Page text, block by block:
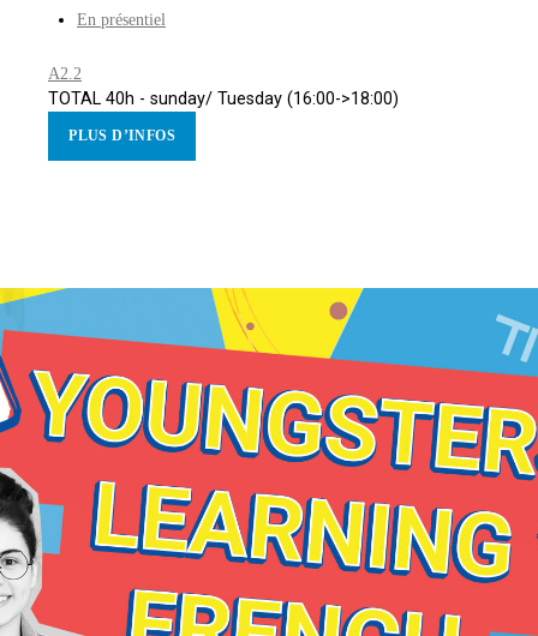
En présentiel
A2.2
TOTAL 40h - sunday/ Tuesday (16:00->18:00)
PLUS D’INFOS